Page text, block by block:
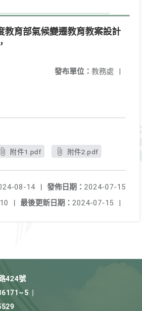
教育部氣候變遷教育教案設計
發布單位： 教務處 |
附件1.pdf 附件2.pdf
發佈日期： 2024-07-15
08-14
|
最後更新日期： 2024-07-15 |
|
424號